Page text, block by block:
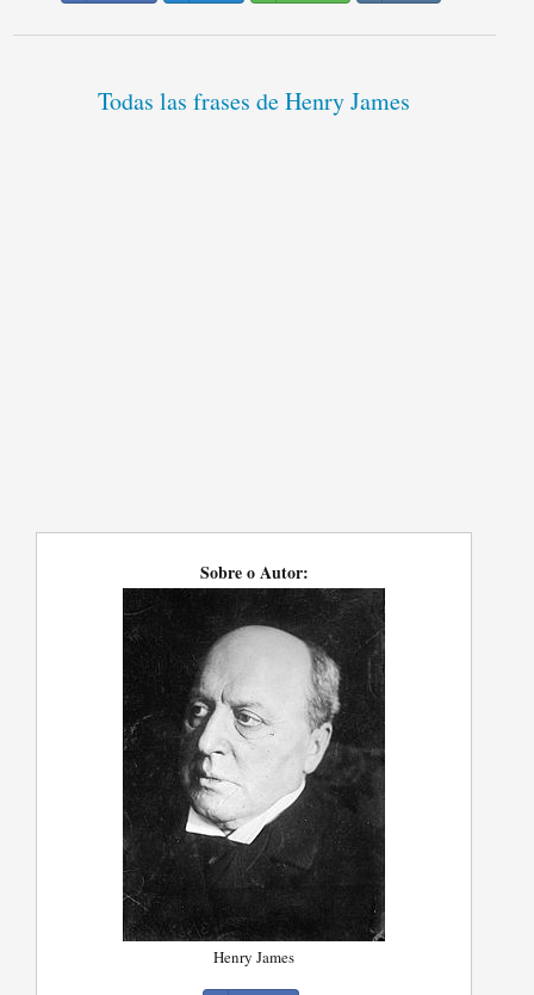
Todas las frases de Henry James
Sobre o Autor:
Henry James